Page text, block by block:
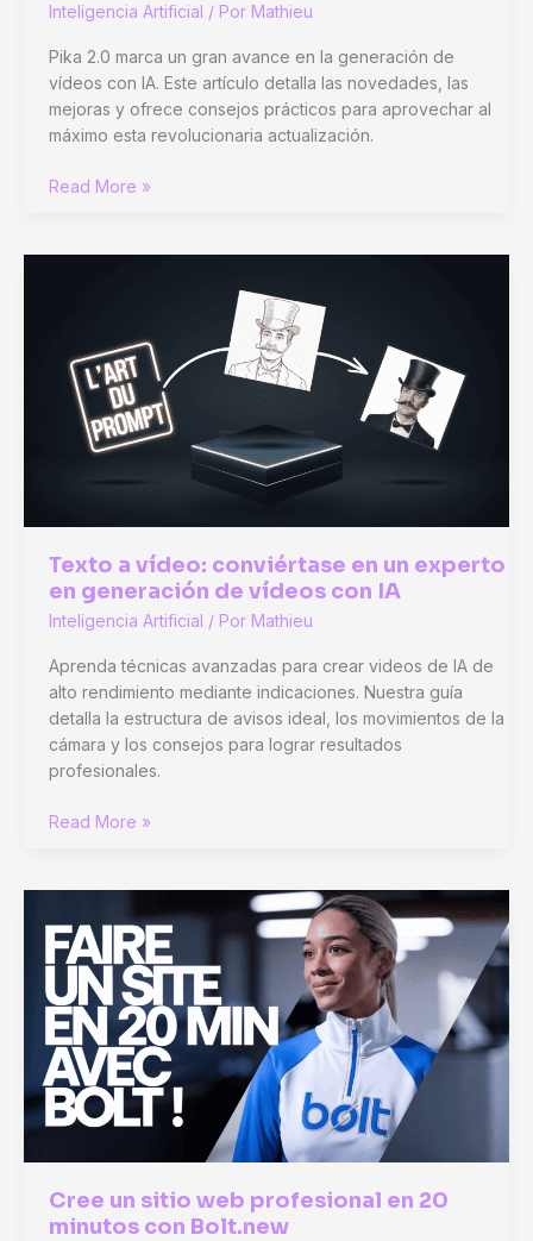
Inteligencia Artificial / Por Mathieu
Pika 2.0 marca un gran avance en la generación de
vídeos con IA. Este artículo detalla las novedades, las
mejoras y ofrece consejos prácticos para aprovechar al
máximo esta revolucionaria actualización.
Pika
vídeos
con
Read More »
Texto a vídeo: conviértase en un experto
en generación de vídeos con IA
Inteligencia Artificial / Por Mathieu
Aprenda técnicas avanzadas para crear videos de IA de
alto rendimiento mediante indicaciones. Nuestra guía
detalla la estructura de avisos ideal, los movimientos de la
cámara y los consejos para lograr resultados
profesionales.
Texto
en
un
experto
en
generación
de
vídeos
con
Read More »
Cree un sitio web profesional en 20
minutos con Bolt.new